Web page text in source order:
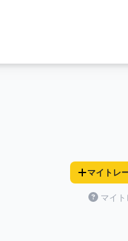
マイトレ
マイ